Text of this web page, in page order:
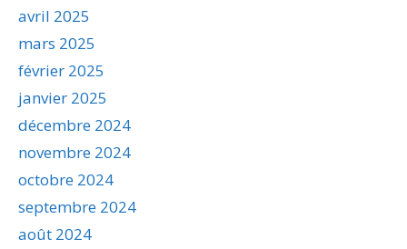
avril 2025
mars 2025
février 2025
janvier 2025
décembre 2024
novembre 2024
octobre 2024
septembre 2024
août 2024